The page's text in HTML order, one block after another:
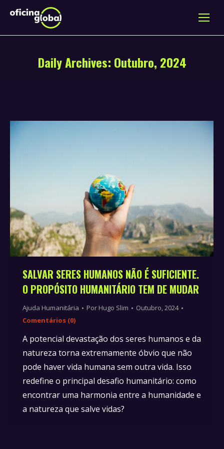
Daily Archives: Outubro, 2024
SALVAR SERES HUMANOS NÃO É SUFICIENTE.
O PROPÓSITO HUMANITÁRIO TEM DE MUDAR
Ajuda Humanitária Por Hugo Slim
Outubro, 2024
Comentários (0)
A potencial devastação dos seres humanos e da
natureza torna extremamente óbvio que não
pode haver vida humana sem outra vida. Isso
redefine o principal desafio humanitário: como
encontrar uma harmonia entre a humanidade e
a natureza que salve vidas?